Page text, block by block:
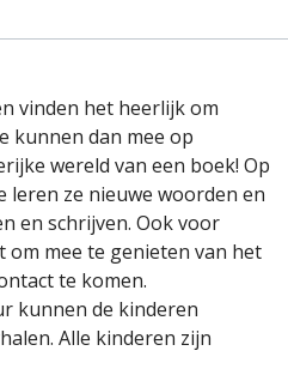
vinden het heerlijk om
kunnen dan mee op
wereld van een boek! Op
leren ze nieuwe woorden en
en schrijven. Ook voor
om mee te genieten van het
te komen.
kunnen de kinderen
Alle kinderen zijn